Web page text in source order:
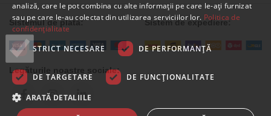
Sistemul de plată: Sistem de expediere:
Legăturile noastre sociale:
analiză, care le pot combina cu alte informații pe care le-ați furnizat
sau pe care le-au colectat din utilizarea serviciilor lor. Politica de
confidențialitate
STRICT NECESARE
DE PERFORMANȚĂ
DE TARGETARE DE FUNCŢIONALITATE
ARATĂ DETALIILE